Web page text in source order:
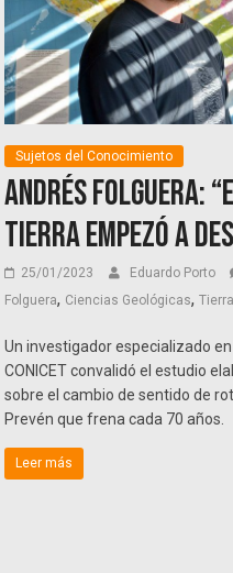
Sujetos del Conocimiento
Andrés Folguera:
Tierra empezó a
25/01/2023 Eduardo Porto
Folguera, Ciencias Geológicas,Tierra
Un investigador especializado
CONICET convalidó el estudio
sobre el cambio de sentido de
Prevén que frena cada 70 años.
Leer más